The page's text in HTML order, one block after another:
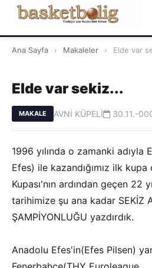
Ana Sayfa › Makaleler › Elde var
Elde var sekiz...
MAKALE AVNİ KÜPELİ 30.11.-
1996 yılında o zamanki adıyla
Efes) ile kazandığımız ilk
Kupası'nın ardından geçen 22
tarihimize şu ana kadar SEKİZ
ŞAMPİYONLUĞU yazdırdık.
Anadolu Efes'in(Efes Pilsen)